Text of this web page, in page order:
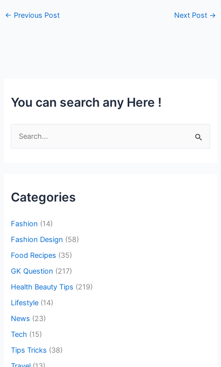
← Previous Post Next Post →
You can search any Here !
c
f
o
r
:
Categories
Fashion (14)
Fashion Design (58)
Food Recipes (35)
GK Question (217)
Health Beauty Tips (219)
Lifestyle (14)
News (23)
Tech (15)
Tips Tricks (38)